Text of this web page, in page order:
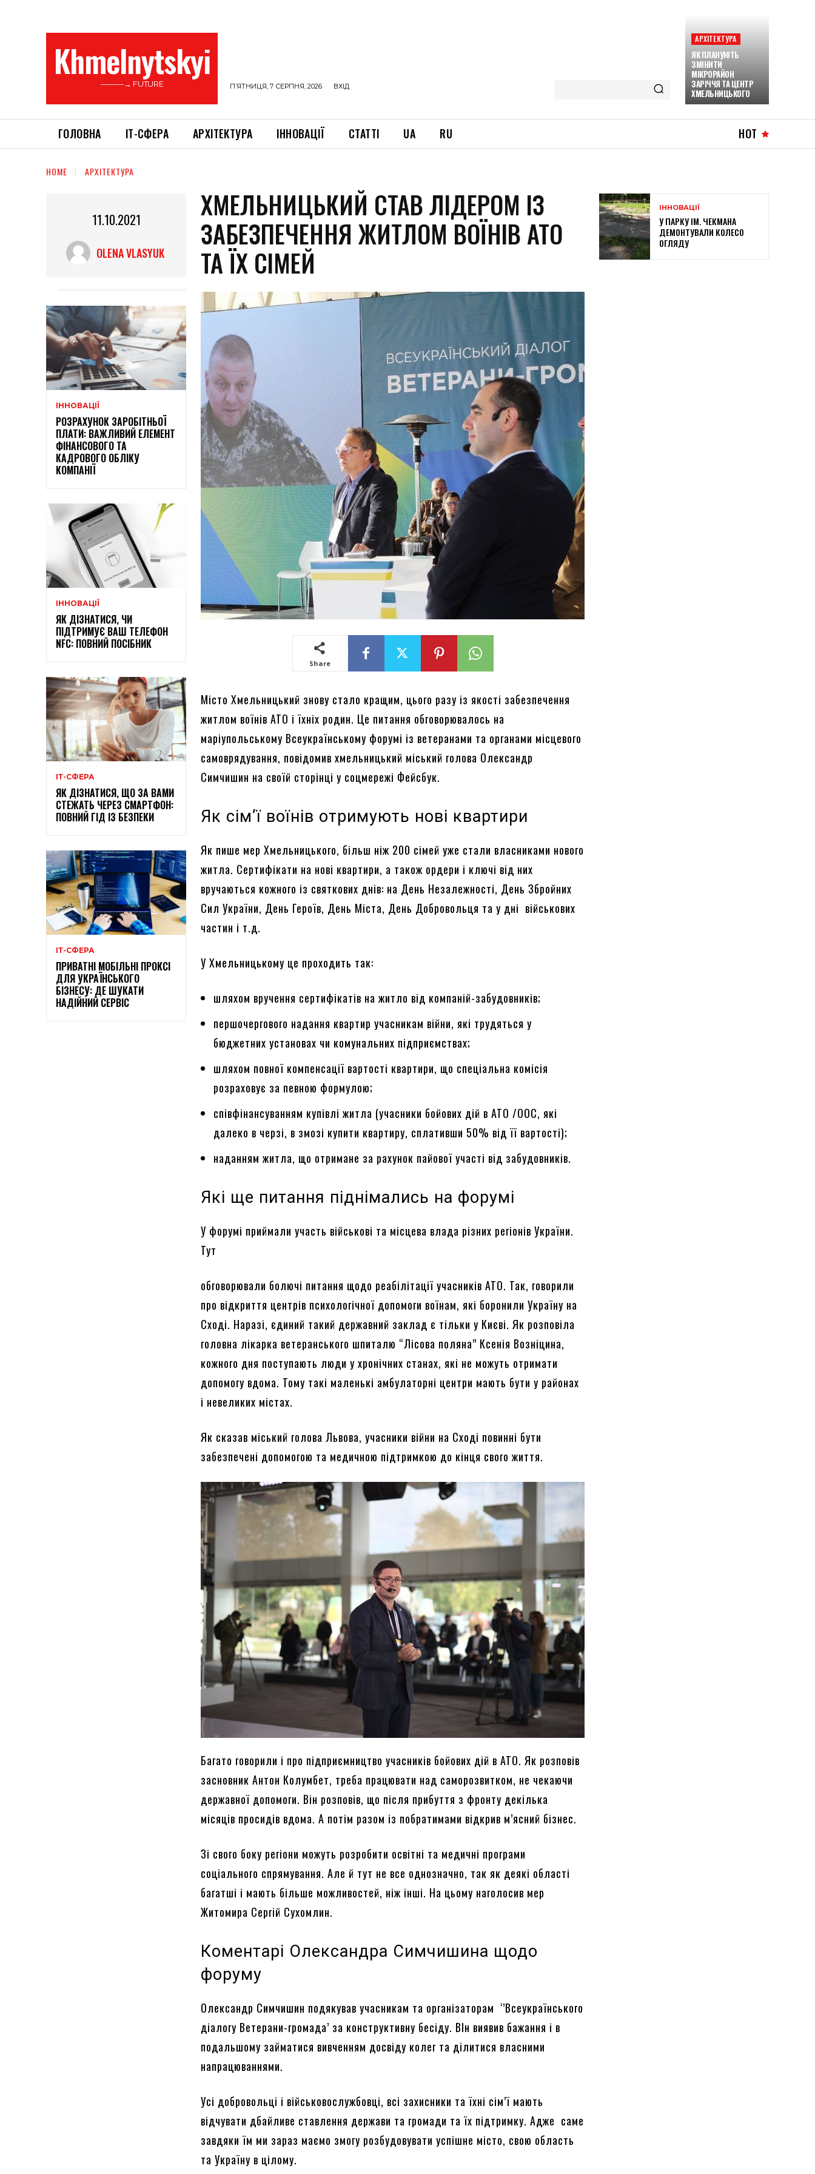
Khmelnytskyi
———→ FUTURE П’ЯТНИЦЯ, 7 СЕРПНЯ, 2026 ВХІД
АРХІТЕКТУРА
ЯК ПЛАНУЮТЬ
ЗМІНИТИ
МІКРОРАЙОН
ЗАРІЧЧЯ ТА ЦЕНТР
ХМЕЛЬНИЦЬКОГО
ГОЛОВНА ІТ-СФЕРА АРХІТЕКТУРА ІННОВАЦІЇ СТАТТІ UA RU HOT
HOME АРХІТЕКТУРА
11.10.2021
OLENA VLASYUK
ІННОВАЦІЇ
РОЗРАХУНОК ЗАРОБІТНЬОЇ
ПЛАТИ: ВАЖЛИВИЙ ЕЛЕМЕНТ
ФІНАНСОВОГО ТА
КАДРОВОГО ОБЛІКУ
КОМПАНІЇ
ІННОВАЦІЇ
ЯК ДІЗНАТИСЯ, ЧИ
ПІДТРИМУЄ ВАШ ТЕЛЕФОН
NFC: ПОВНИЙ ПОСІБНИК
ІТ-СФЕРА
ЯК ДІЗНАТИСЯ, ЩО ЗА ВАМИ
СТЕЖАТЬ ЧЕРЕЗ СМАРТФОН:
ПОВНИЙ ГІД ІЗ БЕЗПЕКИ
ІТ-СФЕРА
ПРИВАТНІ МОБІЛЬНІ ПРОКСІ
ДЛЯ УКРАЇНСЬКОГО
БІЗНЕСУ: ДЕ ШУКАТИ
НАДІЙНИЙ СЕРВІС
ХМЕЛЬНИЦЬКИЙ СТАВ ЛІДЕРОМ ІЗ
ЗАБЕЗПЕЧЕННЯ ЖИТЛОМ ВОЇНІВ АТО
ТА ЇХ СІМЕЙ
Share
Місто Хмельницький знову стало кращим, цього разу із якості забезпечення
житлом воїнів АТО і їхніх родин. Це питання обговорювалось на
маріупольському Всеукраїнському форумі із ветеранами та органами місцевого
самоврядування, повідомив хмельницький міський голова Олександр
Симчишин на своїй сторінці у соцмережі Фейсбук.
Як сім’ї воїнів отримують нові квартири
Як пише мер Хмельницького, більш ніж 200 сімей уже стали власниками нового
житла. Сертифікати на нові квартири, а також ордери і ключі від них
вручаються кожного із святкових днів: на День Незалежності, День Збройних
Сил України, День Героїв, День Міста, День Добровольця та у дні військових
частин і т.д.
У Хмельницькому це проходить так:
шляхом вручення сертифікатів на житло від компаній-забудовників;
першочергового надання квартир учасникам війни, які трудяться у
бюджетних установах чи комунальних підприємствах;
шляхом повної компенсації вартості квартири, що спеціальна комісія
розраховує за певною формулою;
співфінансуванням купівлі житла (учасники бойових дій в АТО /ООС, які
далеко в черзі, в змозі купити квартиру, сплативши 50% від її вартості);
наданням житла, що отримане за рахунок пайової участі від забудовників.
Які ще питання піднімались на форумі
У форумі приймали участь військові та місцева влада різних регіонів України.
Тут
обговорювали болючі питання щодо реабілітації учасників АТО. Так, говорили
про відкриття центрів психологічної допомоги воїнам, які боронили Україну на
Сході. Наразі, єдиний такий державний заклад є тільки у Києві. Як розповіла
головна лікарка ветеранського шпиталю “Лісова поляна” Ксенія Возніцина,
кожного дня поступають люди у хронічних станах, які не можуть отримати
допомогу вдома. Тому такі маленькі амбулаторні центри мають бути у районах
і невеликих містах.
Як сказав міський голова Львова, учасники війни на Сході повинні бути
забезпечені допомогою та медичною підтримкою до кінця свого життя.
Багато говорили і про підприємництво учасників бойових дій в АТО. Як розповів
засновник Антон Колумбет, треба працювати над саморозвитком, не чекаючи
державної допомоги. Він розповів, що після прибуття з фронту декілька
місяців просидів вдома. А потім разом із побратимами відкрив м’ясний бізнес.
Зі свого боку регіони можуть розробити освітні та медичні програми
соціального спрямування. Але й тут не все однозначно, так як деякі області
багатші і мають більше можливостей, ніж інші. На цьому наголосив мер
Житомира Сергій Сухомлин.
Коментарі Олександра Симчишина щодо
форуму
Олександр Симчишин подякував учасникам та організаторам ‘’Всеукраїнського
діалогу Ветерани-громада’ за конструктивну бесіду. ВІн виявив бажання і в
подальшому займатися вивченням досвіду колег та ділитися власними
напрацюваннями.
Усі добровольці і військовослужбовці, всі захисники та їхні сім’ї мають
відчувати дбайливе ставлення держави та громади та їх підтримку. Адже саме
завдяки їм ми зараз маємо змогу розбудовувати успішне місто, свою область
та Україну в цілому.
ІННОВАЦІЇ
У ПАРКУ ІМ. ЧЕКМАНА
ДЕМОНТУВАЛИ КОЛЕСО
ОГЛЯДУ